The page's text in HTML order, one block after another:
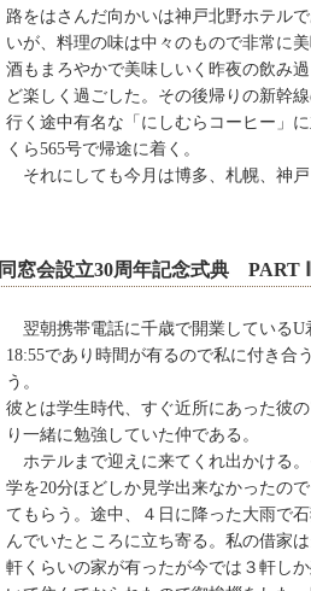
路をはさんだ向かいは神戸北野ホテル
いが、料理の味は中々のもので非常に
酒もまろやかで美味しいく昨夜の飲み
ど楽しく過ごした。その後帰りの新幹
行く途中有名な「にしむらコーヒー」
くら565号で帰途に着く。
それにしても今月は博多、札幌、神戸
同窓会設立30周年記念式典 PART Ⅱ
翌朝携帯電話に千歳で開業しているU
18:55であり時間が有るので私に付き合
う。
彼とは学生時代、すぐ近所にあった彼
り一緒に勉強していた仲である。
ホテルまで迎えに来てくれ出かける
学を20分ほどしか見学出来なかったの
てもらう。途中、４日に降った大雨で
んでいたところに立ち寄る。私の借家
軒くらいの家が有ったが今では３軒し